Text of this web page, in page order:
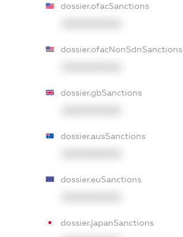
dossier.ofacSanctions
dossier.ofacNonSdnSanctions
dossier.gbSanctions
dossier.ausSanctions
dossier.euSanctions
dossier.japanSanctions